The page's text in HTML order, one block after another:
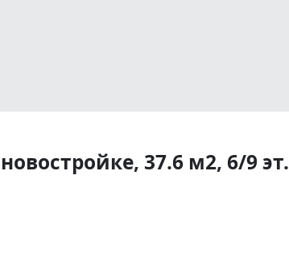
37.6 м2, 6/9 эт.